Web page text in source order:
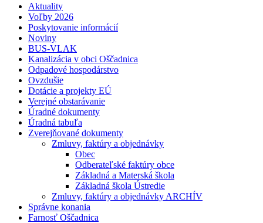
Aktuality
Voľby 2026
Poskytovanie informácií
Noviny
BUS-VLAK
Kanalizácia v obci Oščadnica
Odpadové hospodárstvo
Ovzdušie
Dotácie a projekty EÚ
Verejné obstarávanie
Úradné dokumenty
Úradná tabuľa
Zverejňované dokumenty
Zmluvy, faktúry a objednávky
Obec
Odberateľské faktúry obce
Základná a Materská škola
Základná škola Ústredie
Zmluvy, faktúry a objednávky ARCHÍV
Správne konania
Farnosť Oščadnica